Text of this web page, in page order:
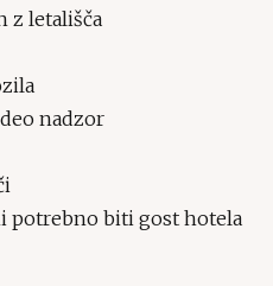
z letališča
nadzor
potrebno biti gost hotela